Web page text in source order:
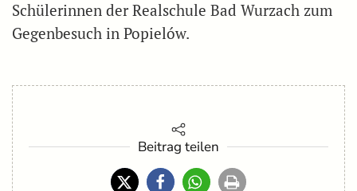
Schülerinnen der Realschule Bad Wurzach zum
Gegenbesuch in Popielów.
Beitrag teilen